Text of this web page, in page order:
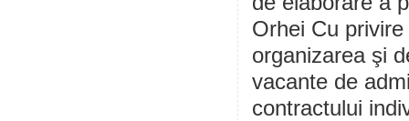
Orhei Cu
organizarea şi
vacante de
contractului